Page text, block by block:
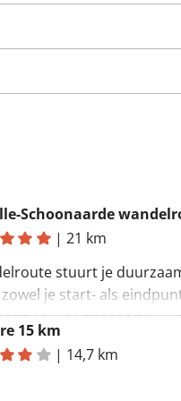
Schoonaarde
|21 km
stuurt je
je start- als
Ideaal voor wie
gewoon zin heeft in een
dagtrip. In
15 km
| 14,7 km